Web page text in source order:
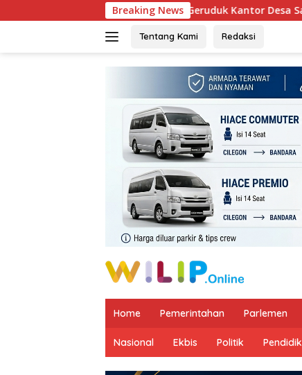
ke
Breaking News
Warga Geruduk Kantor Desa Sampir, Bergejolak
Tentang Kami Redaksi
Home Pemerintahan Parlemen
Nasional Ekbis Politik